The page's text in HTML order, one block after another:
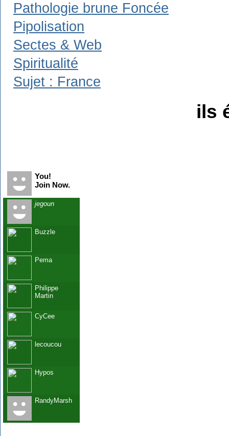
Pathologie brune Foncée
Pipolisation
Sectes & Web
Spiritualité
Sujet : France
ils
You!
Join Now.
jegoun
Buzzle
Pema
Philippe
Martin
CyCee
lecoucou
Hypos
RandyMarsh